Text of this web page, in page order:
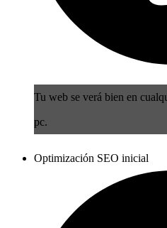
Tu web se verá bien en
pc.
Optimización SEO inicial